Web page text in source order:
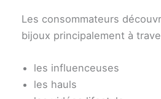
Les consommateurs
bijoux principalement à
les influenceuses
les hauls